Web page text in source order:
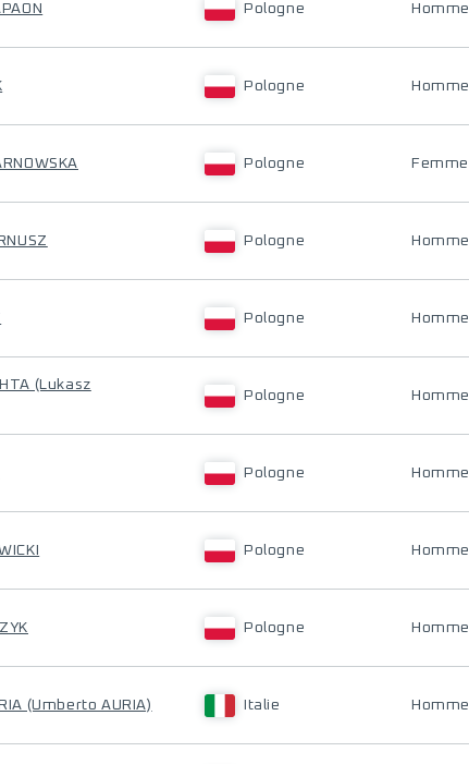
Pologne Homme
Pologne Homme
Pologne Femme
Pologne Homme
Pologne Homme
(Lukasz
Pologne Homme
Pologne Homme
Pologne Homme
Pologne Homme
(Umberto AURIA) Italie Homme